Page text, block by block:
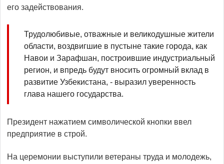
его задействования.
Трудолюбивые, отважные и великодушные жители
области, воздвигшие в пустыне такие города, как
Навои и Зарафшан, построившие индустриальный
регион, и впредь будут вносить огромный вклад в
развитие Узбекистана, - выразил уверенность
глава нашего государства.
Президент нажатием символической кнопки ввел
предприятие в строй.
На церемонии выступили ветераны труда и молодежь,